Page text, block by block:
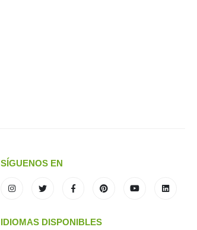
SÍGUENOS EN
IDIOMAS DISPONIBLES